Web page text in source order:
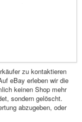
zu kontaktieren
eBay erleben wir die
keinen Shop mehr
sondern gelöscht.
abzugeben, oder